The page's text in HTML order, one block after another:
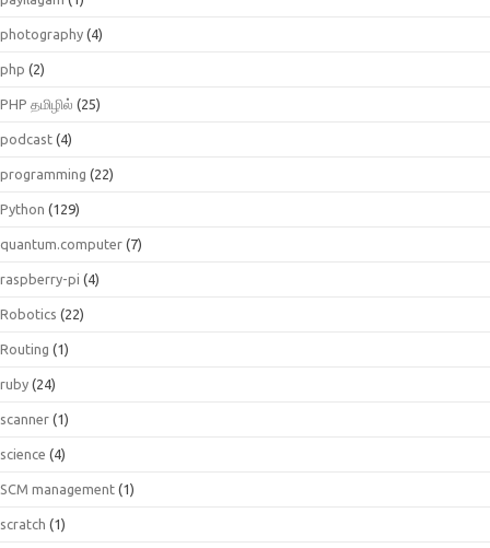
photography (4)
php (2)
PHP தமிழில் (25)
podcast (4)
programming (22)
Python (129)
quantum.computer (7)
raspberry-pi (4)
Robotics (22)
Routing (1)
ruby (24)
scanner (1)
science (4)
SCM management (1)
scratch (1)